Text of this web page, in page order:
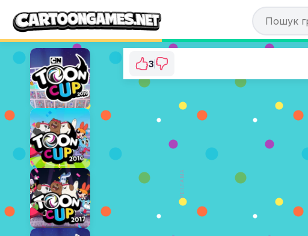
⭐ 100% (3 Голосів)
ГРАТИ ЗАРАЗ
3
РЕКЛАМА